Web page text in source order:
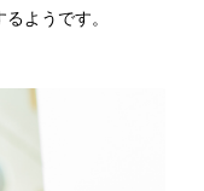
ようです。